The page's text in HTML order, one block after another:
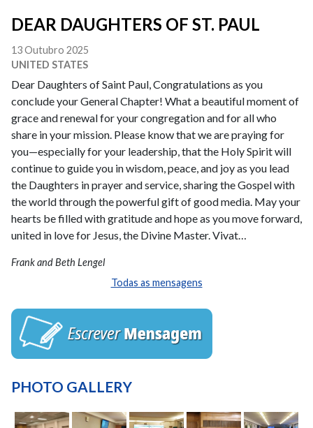
DEAR DAUGHTERS OF ST. PAUL
13 Outubro 2025
UNITED STATES
Dear Daughters of Saint Paul, Congratulations as you
conclude your General Chapter! What a beautiful moment of
grace and renewal for your congregation and for all who
share in your mission. Please know that we are praying for
you—especially for your leadership, that the Holy Spirit will
continue to guide you in wisdom, peace, and joy as you lead
the Daughters in prayer and service, sharing the Gospel with
the world through the powerful gift of good media. May your
hearts be filled with gratitude and hope as you move forward,
united in love for Jesus, the Divine Master. Vivat…
Frank and Beth Lengel
Todas as mensagens
PHOTO GALLERY